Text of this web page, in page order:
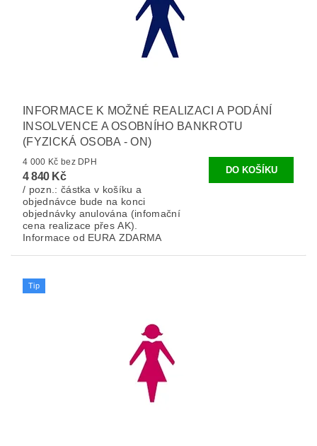
INFORMACE K MOŽNÉ REALIZACI A PODÁNÍ
INSOLVENCE A OSOBNÍHO BANKROTU
(FYZICKÁ OSOBA - ON)
4 000 Kč bez DPH
4 840 Kč
/ pozn.: částka v košíku a
objednávce bude na konci
objednávky anulována (infomační
cena realizace přes AK).
Informace od EURA ZDARMA
Tip